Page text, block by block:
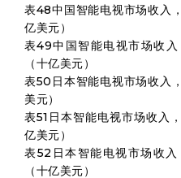
表48中国智能电视市场收入
亿美元）
表49中国智能电视市场收
（十亿美元）
表50日本智能电视市场收入
美元）
表51日本智能电视市场收入
亿美元）
表52日本智能电视市场收
（十亿美元）